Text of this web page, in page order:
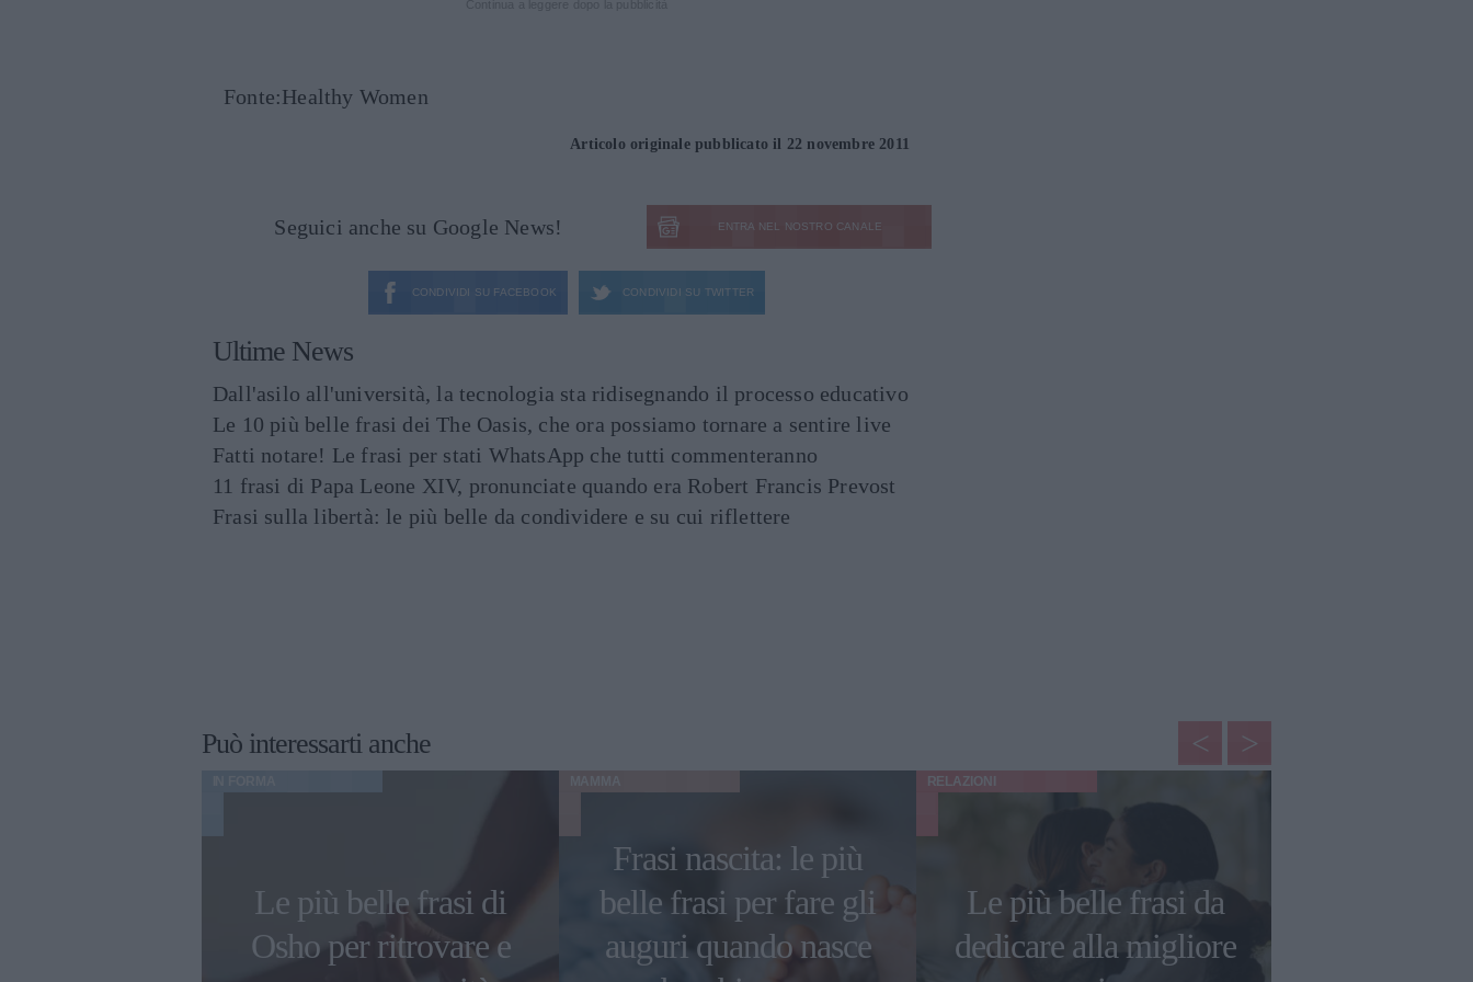
Fonte:Healthy Women
Articolo originale pubblicato il 22 novembre 2011
Seguici anche su Google News! ENTRA NEL NOSTRO CANALE
CONDIVIDI SU FACEBOOK CONDIVIDI SU TWITTER
Ultime News
Dall'asilo all'università, la tecnologia sta ridisegnando il processo educativo
Le 10 più belle frasi dei The Oasis, che ora possiamo tornare a sentire live
Fatti notare! Le frasi per stati WhatsApp che tutti commenteranno
11 frasi di Papa Leone XIV, pronunciate quando era Robert Francis Prevost
Frasi sulla libertà: le più belle da condividere e su cui riflettere
Può interessarti anche
Le più belle frasi di
Osho per ritrovare e
Frasi nascita: le più
belle frasi per fare gli
auguri quando nasce
RELAZIONI
Le più belle frasi da
dedicare alla migliore